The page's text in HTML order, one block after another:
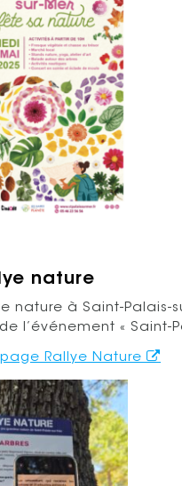
nature
nature à Saint-
l’événement «
Rallye Nature